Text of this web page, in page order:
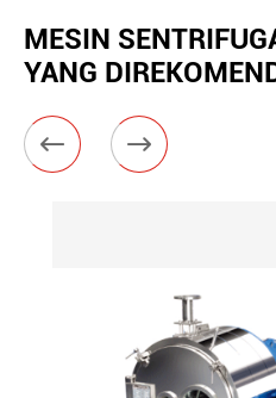
MESIN
YANG
 